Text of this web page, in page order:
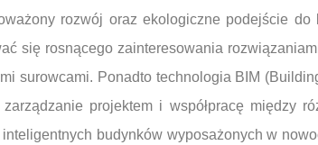
rozwój oraz ekologiczne podejście do
się rosnącego zainteresowania
surowcami. Ponadto technologia BIM
projektem i współpracę między
budynków wyposażonych w